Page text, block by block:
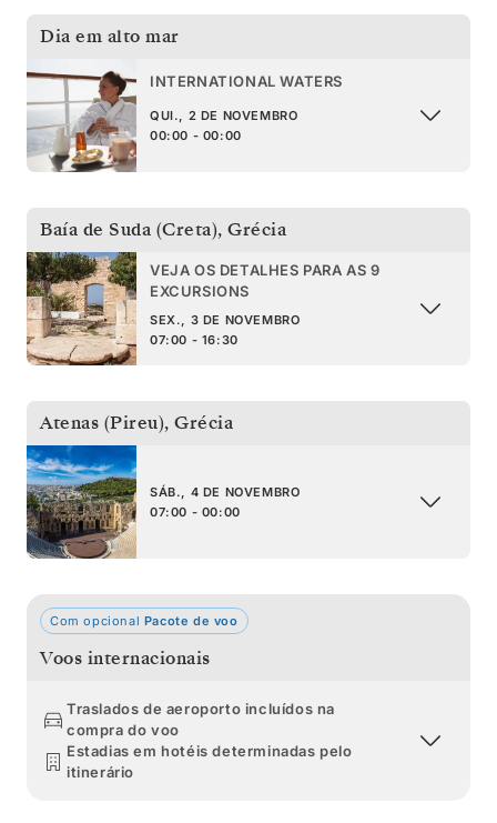
Dia em alto mar
INTERNATIONAL WATERS
QUI., 2 DE NOVEMBRO
00:00 - 00:00
Baía de Suda (Creta), Grécia
VEJA OS DETALHES PARA AS 9
EXCURSIONS
SEX., 3 DE NOVEMBRO
07:00 - 16:30
Atenas (Pireu), Grécia
SÁB., 4 DE NOVEMBRO
07:00 - 00:00
Com opcional Pacote de voo
Voos internacionais
Traslados de aeroporto incluídos na
compra do voo
Estadias em hotéis determinadas pelo
itinerário